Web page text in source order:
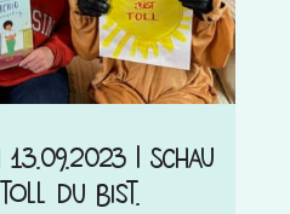
13.09.2023 | Schau
du bist.